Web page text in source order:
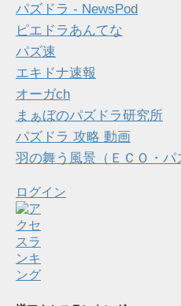
パズドラ - NewsPod
ピエドラあんてな
パズ速
エキドナ速報
オーガch
まぁぼのパズドラ研究所
パズドラ 攻略 動画
羽の舞う風景（ＥＣＯ・パ
ログイン